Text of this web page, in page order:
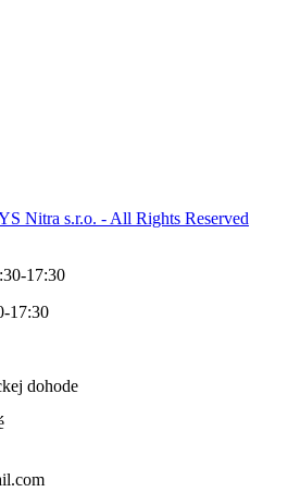
Nitra s.r.o. - All Rights Reserved
17:30
17:30
dohode